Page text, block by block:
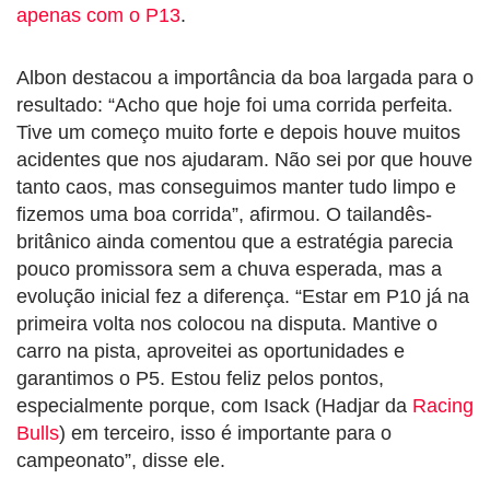
apenas com o P13.
Albon destacou a importância da boa largada para o
resultado: “Acho que hoje foi uma corrida perfeita.
Tive um começo muito forte e depois houve muitos
acidentes que nos ajudaram. Não sei por que houve
tanto caos, mas conseguimos manter tudo limpo e
fizemos uma boa corrida”, afirmou. O tailandês-
britânico ainda comentou que a estratégia parecia
pouco promissora sem a chuva esperada, mas a
evolução inicial fez a diferença. “Estar em P10 já na
primeira volta nos colocou na disputa. Mantive o
carro na pista, aproveitei as oportunidades e
garantimos o P5. Estou feliz pelos pontos,
especialmente porque, com Isack (Hadjar da Racing
Bulls) em terceiro, isso é importante para o
campeonato”, disse ele.